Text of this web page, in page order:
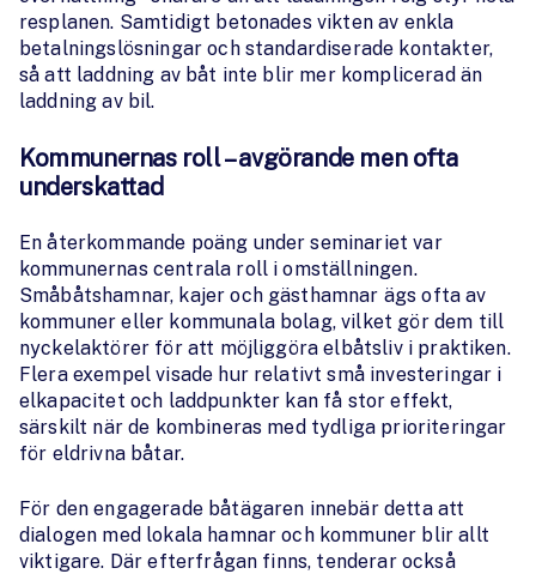
resplanen. Samtidigt betonades vikten av enkla
betalningslösningar och standardiserade kontakter,
så att laddning av båt inte blir mer komplicerad än
laddning av bil.
Kommunernas roll – avgörande men ofta
underskattad
En återkommande poäng under seminariet var
kommunernas centrala roll i omställningen.
Småbåtshamnar, kajer och gästhamnar ägs ofta av
kommuner eller kommunala bolag, vilket gör dem till
nyckelaktörer för att möjliggöra elbåtsliv i praktiken.
Flera exempel visade hur relativt små investeringar i
elkapacitet och laddpunkter kan få stor effekt,
särskilt när de kombineras med tydliga prioriteringar
för eldrivna båtar.
För den engagerade båtägaren innebär detta att
dialogen med lokala hamnar och kommuner blir allt
viktigare. Där efterfrågan finns, tenderar också